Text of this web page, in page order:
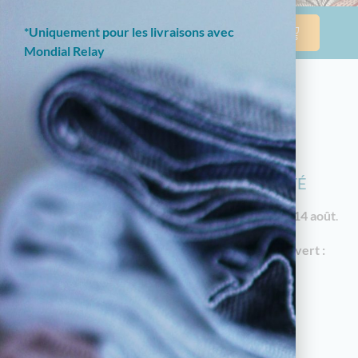
NOTRE BOUTIQUE EN LIGNE EST
ACTUELLEMENT EN CONGÉS D'ÉTÉ
Les commandes reprendront à partir duvendredi 14 août
En attendant, notre magasin à Limoges reste ouvert :
18 av. Garibaldi, 87000 Limoges
Horaires d'été : du mardi au samedi de 10h à
05.55.79.22.49
*Uniquement pour les livraisons avec
Mondial Relay